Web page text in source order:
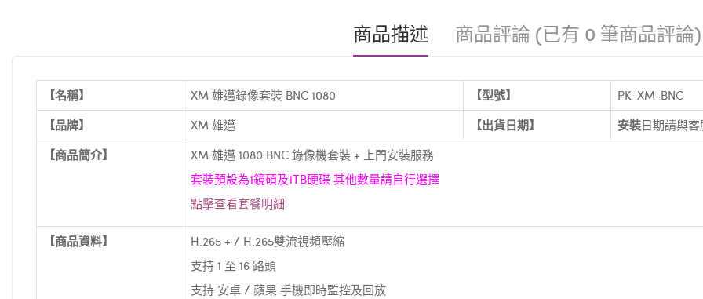
標籤： Package,XM,BNC ,1080,雄邁,套裝,
商品描述 商品評論 (已有 0 筆商品評論)
【名稱】 XM 雄邁錄像套裝 BNC 1080 【型號】
PK-XM-BNC
【品牌】
XM 雄邁 【出貨日期】 安裝日期
【商品簡介】
XM 雄邁 1080 BNC 錄像機套裝 + 上門安裝服務
套裝預設為1鏡碩及1TB硬碟 其他數量請自行選擇
點擊查看套餐明細
【商品資料】
H.265 + / H.265雙流視頻壓縮
支持 1 至 16 路頭
支持 安卓 / 蘋果 手機即時監控及回放